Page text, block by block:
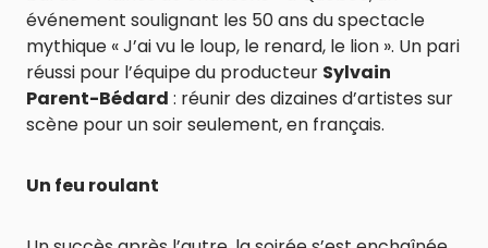
événement soulignant les 50 ans du spectacle
mythique « J’ai vu le loup, le renard, le lion ». Un pari
réussi pour l’équipe du producteur Sylvain
Parent-Bédard : réunir des dizaines d’artistes sur
scène pour un soir seulement, en français.
Un feu roulant